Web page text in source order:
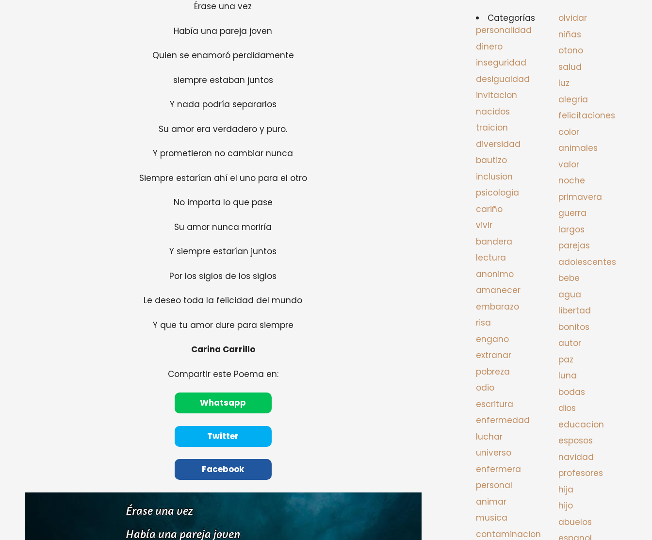
Érase una vez
Había una pareja joven
Quien se enamoró perdidamente
siempre estaban juntos
Y nada podría separarlos
Su amor era verdadero y puro.
Y prometieron no cambiar nunca
Siempre estarían ahí el uno para el otro
No importa lo que pase
Su amor nunca moriría
Y siempre estarían juntos
Por los siglos de los siglos
Le deseo toda la felicidad del mundo
Y que tu amor dure para siempre
Carina Carrillo
Compartir este Poema en:
Whatsapp
Twitter
Facebook
Categorías
personalidad
dinero
inseguridad
desigualdad
invitacion
nacidos
traicion
diversidad
bautizo
inclusion
psicologia
cariño
vivir
bandera
lectura
anonimo
amanecer
embarazo
risa
engano
extranar
pobreza
odio
escritura
enfermedad
luchar
universo
enfermera
personal
animar
musica
contaminacion
olvidar
niñas
otono
salud
luz
alegria
felicitaciones
color
animales
valor
noche
primavera
guerra
largos
parejas
adolescentes
bebe
agua
libertad
bonitos
autor
paz
luna
bodas
dios
educacion
esposos
navidad
profesores
hija
hijo
abuelos